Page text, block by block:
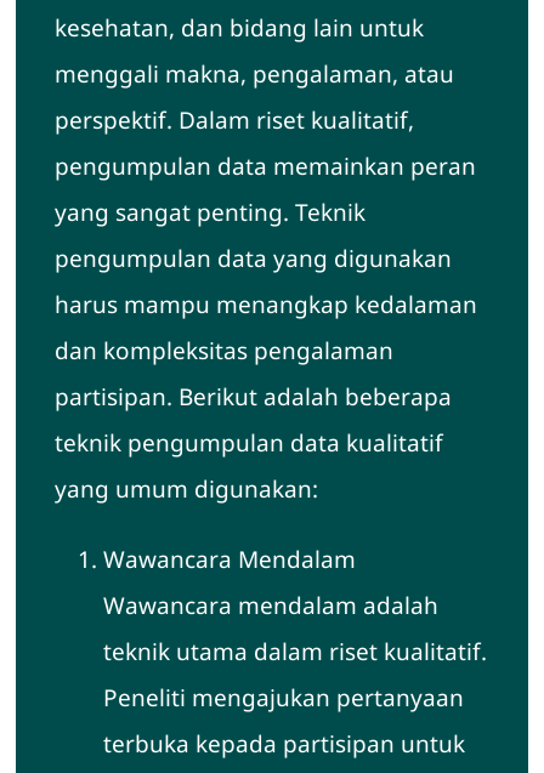
kesehatan, dan bidang lain untuk
menggali makna, pengalaman, atau
perspektif. Dalam riset kualitatif,
pengumpulan data memainkan peran
yang sangat penting. Teknik
pengumpulan data yang digunakan
harus mampu menangkap kedalaman
dan kompleksitas pengalaman
partisipan. Berikut adalah beberapa
teknik pengumpulan data kualitatif
yang umum digunakan:
Wawancara Mendalam
Wawancara mendalam adalah
teknik utama dalam riset kualitatif.
Peneliti mengajukan pertanyaan
terbuka kepada partisipan untuk